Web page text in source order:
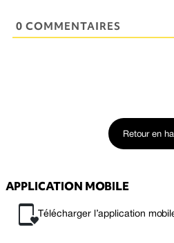
0 COMMENTAIRES
Retour en
APPLICATION MOBILE
Télécharger l’application